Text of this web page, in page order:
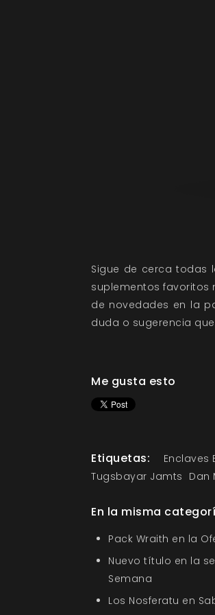
Sigue de cerca todas
suplementos
de novedades en la
duda o sugerencia
Me gusta esto
Etiquetas:
Enclaves
Tugsbayar Jamts Dan
En la misma
Pack Wraith en la
Nuevo título en la
Semana
Los Nosferatu en